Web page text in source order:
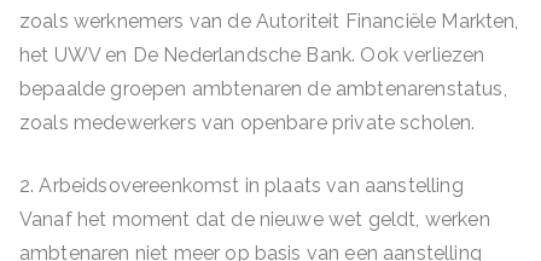
zoals werknemers van de Autoriteit Financiële Markten,
het UWV en De Nederlandsche Bank. Ook verliezen
bepaalde groepen ambtenaren de ambtenarenstatus,
zoals medewerkers van openbare private scholen.
2. Arbeidsovereenkomst in plaats van aanstelling
Vanaf het moment dat de nieuwe wet geldt, werken
ambtenaren niet meer op basis van een aanstelling